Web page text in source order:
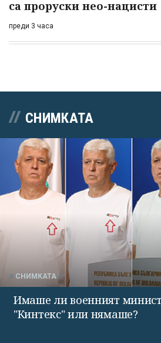
са проруски нео-нацисти
преди 3 часа
СНИМКАТА
СНИМКАТА
Имаше ли военният
"Кинтекс" или нямаше?